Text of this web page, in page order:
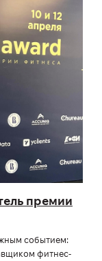
премии
событием:
фитнес-